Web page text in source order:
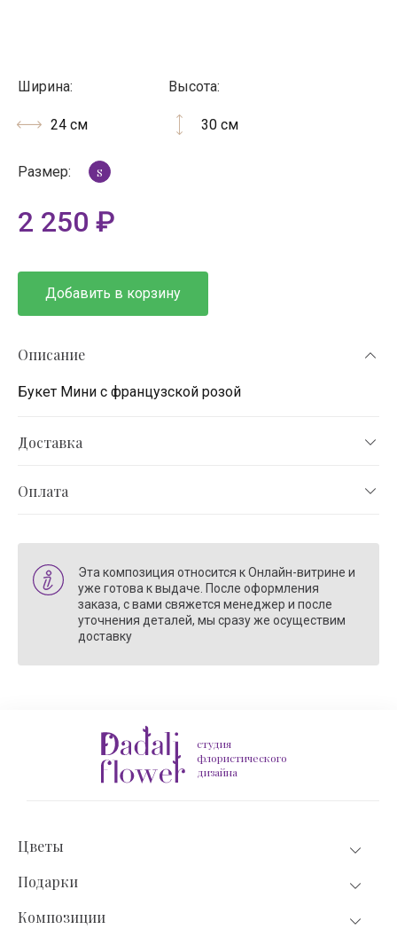
Ширина:
24 см
Высота:
30 см
Размер: S
2 250 ₽
Добавить в корзину
Описание
Букет Мини с французской розой
Доставка
Оплата
Эта композиция относится к Онлайн-витрине и
уже готова к выдаче. После оформления
заказа, с вами свяжется менеджер и после
уточнения деталей, мы сразу же осуществим
доставку
студия
флористического
дизайна
Цветы
Подарки
Композиции